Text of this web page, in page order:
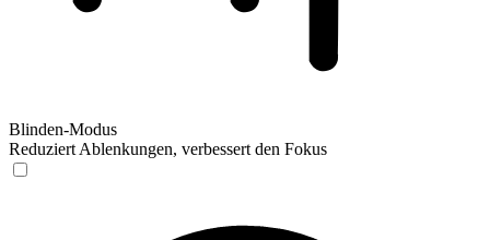
Blinden-Modus
Reduziert Ablenkungen, verbessert den Fokus